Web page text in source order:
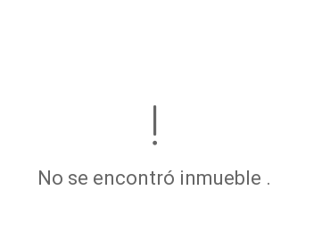
No se encontró inmueble .